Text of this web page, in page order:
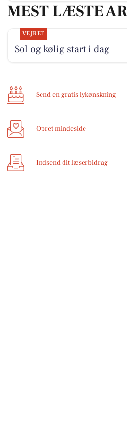
MEST LÆSTE
VEJRET
Sol og kølig start i dag
Send en gratis lykønskning
Opret mindeside
Indsend dit læserbidrag